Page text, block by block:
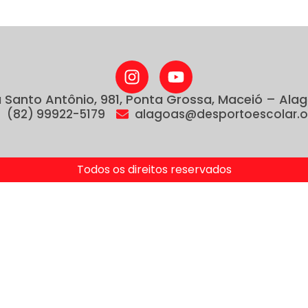
Santo Antônio, 981, Ponta Grossa, Maceió –
(82) 99922-5179
Todos os direitos reservados